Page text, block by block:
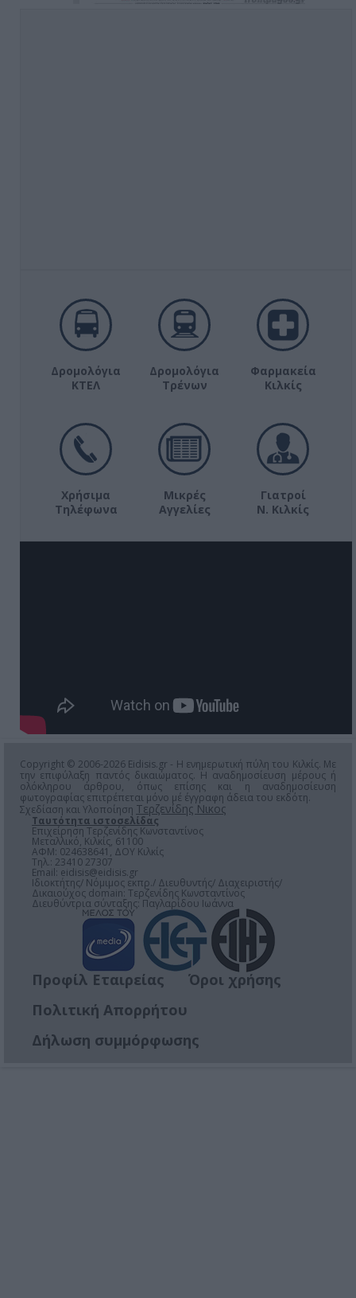
Δρομολόγια
ΚΤΕΛ
Δρομολόγια
Τρένων
Φαρμακεία
Κιλκίς
Χρήσιμα
Τηλέφωνα
Μικρές
Αγγελίες
Γιατροί
Ν. Κιλκίς
Copyright © 2006-2026 Eidisis.gr - Η ενημερωτική πύλη του Κιλκίς. Με
την επιφύλαξη παντός δικαιώματος. Η αναδημοσίευση μέρους ή
ολόκληρου άρθρου, όπως επίσης και η αναδημοσίευση
φωτογραφίας επιτρέπεται μόνο μέ έγγραφη άδεια του εκδότη.
Σχεδίαση και Υλοποίηση Τερζενίδης Νικος
Ταυτότητα ιστοσελίδας
Επιχείρηση Τερζενίδης Κωνσταντίνος
Μεταλλικό, Κιλκίς, 61100
ΑΦΜ: 024638641, ΔΟΥ Κιλκίς
Τηλ.: 23410 27307
Email: eidisis@eidisis.gr
Ιδιοκτήτης/ Νόμιμος εκπρ./ Διευθυντής/ Διαχειριστής/
Δικαιούχος domain: Τερζενίδης Κωνσταντίνος
Διευθύντρια σύνταξης: Παγλαρίδου Ιωάννα
Προφίλ Εταιρείας
Όροι χρήσης
Πολιτική Απορρήτου
Δήλωση συμμόρφωσης